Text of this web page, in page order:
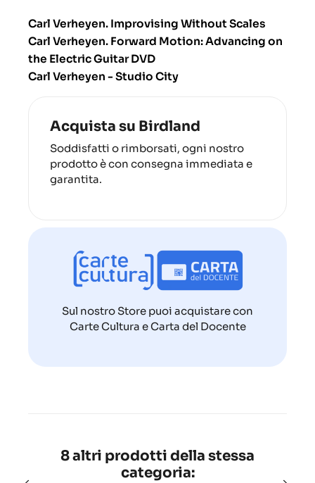
Carl Verheyen. Improvising Without Scales
Carl Verheyen. Forward Motion: Advancing on
the Electric Guitar DVD
Carl Verheyen - Studio City
Acquista su Birdland
Soddisfatti o rimborsati, ogni nostro
prodotto è con consegna immediata e
garantita.
Sul nostro Store puoi acquistare con
Carte Cultura e Carta del Docente
8 altri prodotti della stessa
categoria: